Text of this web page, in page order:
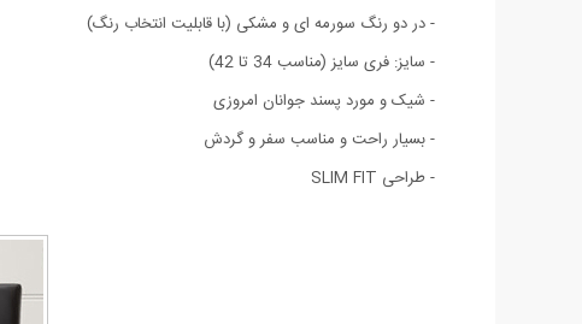
- در دو رنگ سورمه ای و مشکی (با قابلیت انتخاب رنگ)
- سایز: فری سایز (مناسب 34 تا 42)
- شیک و مورد پسند جوانان امروزی
- بسیار راحت و مناسب سفر و گردش
- طراحی SLIM FIT